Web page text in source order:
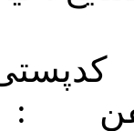
کدپستی :
55274491 ـ 021